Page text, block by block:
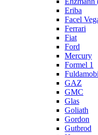
Eriba
Facel
Ferrari
Fiat
Ford
Mercury
Formel 1
GAZ
GMC
Glas
Goliath
Gordon
Gutbrod